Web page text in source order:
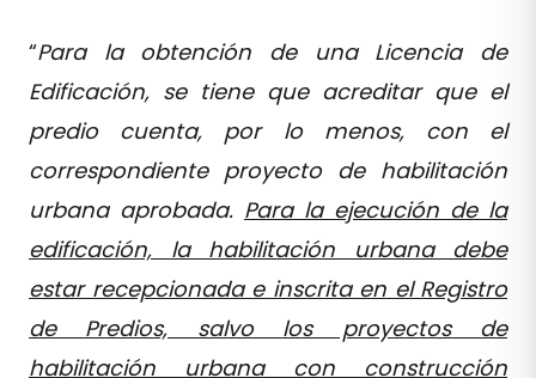
“Para la obtención de una Licencia de
Edificación, se tiene que acreditar que el
predio cuenta, por lo menos, con el
correspondiente proyecto de habilitación
urbana aprobada. Para la ejecución de la
edificación, la habilitación urbana debe
estar recepcionada e inscrita en el Registro
de Predios, salvo los proyectos de
habilitación urbana con construcción